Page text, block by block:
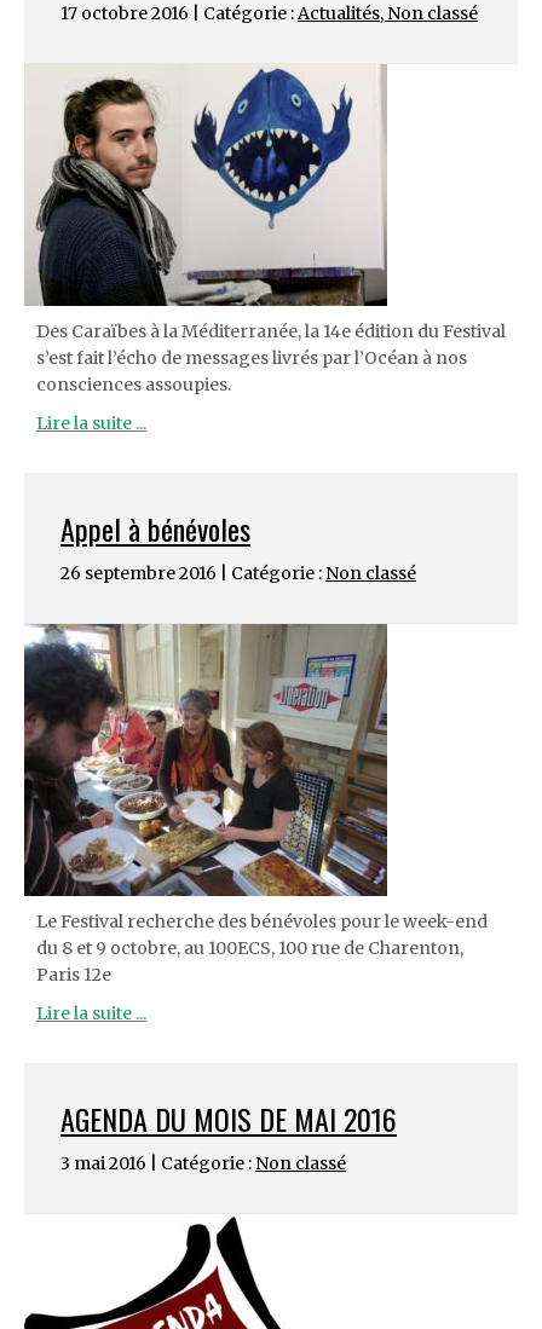
17 octobre 2016 | Catégorie :Actualités, Non classé
Des Caraïbes à la Méditerranée, la 14e édition du Festival
s’est fait l’écho de messages livrés par l’Océan à nos
consciences assoupies.
Lire la suite ...
Appel à bénévoles
26 septembre 2016 | Catégorie : Non classé
Le Festival recherche des bénévoles pour le week-end
du 8 et 9 octobre, au 100ECS, 100 rue de Charenton,
Paris 12e
Lire la suite ...
AGENDA DU MOIS DE MAI 2016
3 mai 2016 | Catégorie : Non classé